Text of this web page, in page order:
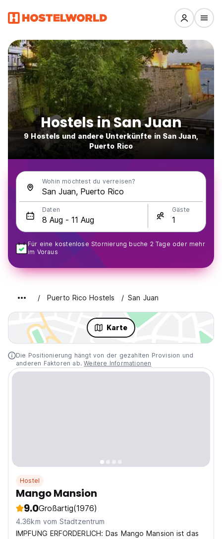
Hostels in San Juan
9 Hostels und andere Unterkünfte in San Juan,
Puerto Rico
Wohin möchtest du verreisen?
Daten Gäste
Für eine kostenlose Stornierung buche 2 Tage oder mehr
im Voraus
Puerto Rico Hostels San Juan
Karte
Die Positionierung hängt von der gezahlten Provision und
anderen Faktoren ab.Weitere Informationen
Hostel
Mango Mansion
9.0Großartig(1976)
4.36km vom Stadtzentrum
IMPFUNG ERFORDERLICH: Das Mango Mansion ist das